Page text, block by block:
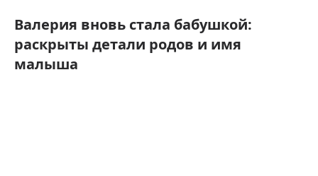
Валерия вновь стала бабушкой:
раскрыты детали родов и имя
малыша